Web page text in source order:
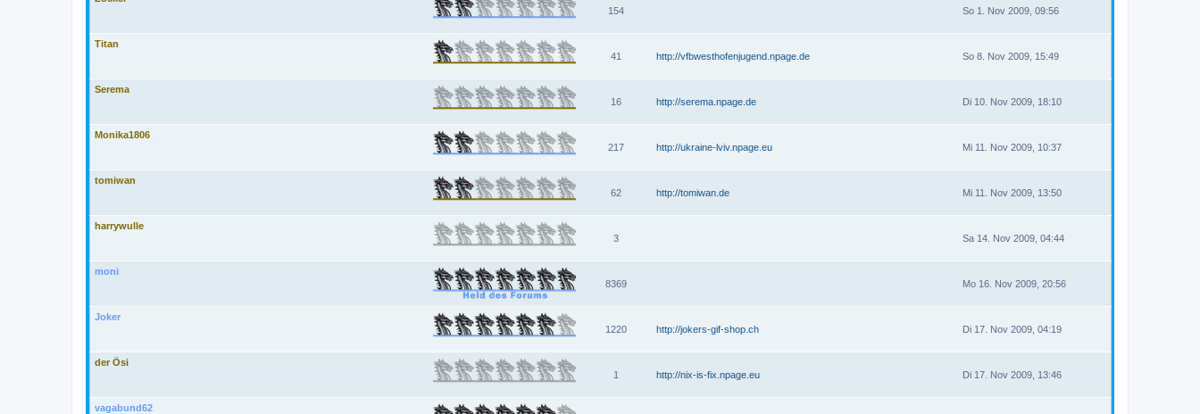
154
So 1. Nov 2009, 09:56
Titan
41
http://vfbwesthofenjugend.npage.de So 8. Nov 2009, 15:49
Serema
16
http://serema.npage.de Di 10. Nov 2009, 18:10
Monika1806
217
http://ukraine-lviv.npage.eu Mi 11. Nov 2009, 10:37
tomiwan
62
http://tomiwan.de Mi 11. Nov 2009, 13:50
harrywulle
3
Sa 14. Nov 2009, 04:44
moni
8369
Mo 16. Nov 2009, 20:56
Joker
1220
http://jokers-gif-shop.ch Di 17. Nov 2009, 04:19
der Ösi
1
http://nix-is-fix.npage.eu Di 17. Nov 2009, 13:46
vagabund62